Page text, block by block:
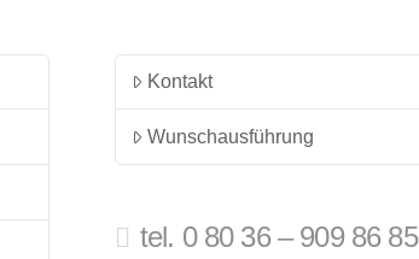
Kontakt
Wunschausführung
tel. 0 80 36 – 909 86 85